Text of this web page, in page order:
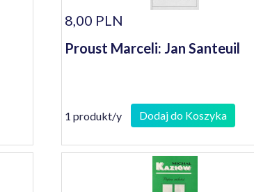
8,00 PLN
Proust Marceli: Jan Santeuil
1 produkt/y Dodaj do Koszyka